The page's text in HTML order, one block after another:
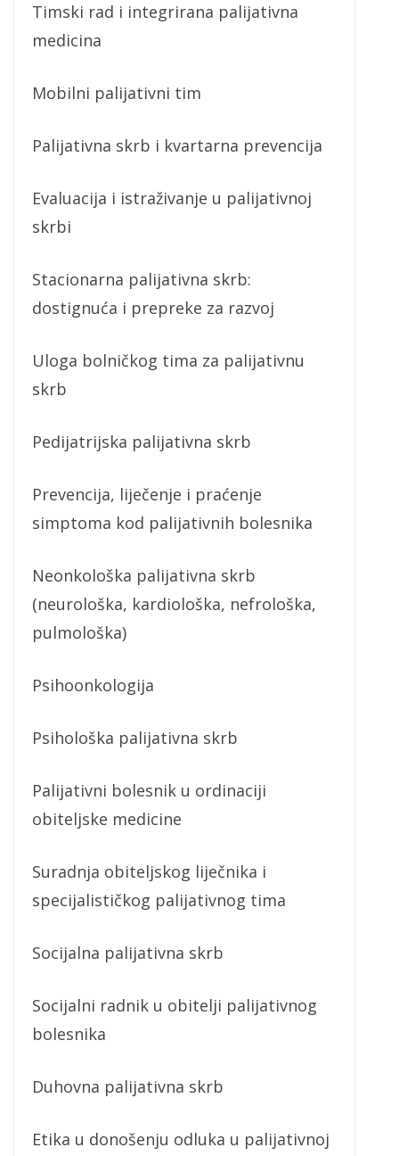
Timski rad i integrirana palijativna
medicina
Mobilni palijativni tim
Palijativna skrb i kvartarna prevencija
Evaluacija i istraživanje u palijativnoj
skrbi
Stacionarna palijativna skrb:
dostignuća i prepreke za razvoj
Uloga bolničkog tima za palijativnu
skrb
Pedijatrijska palijativna skrb
Prevencija, liječenje i praćenje
simptoma kod palijativnih bolesnika
Neonkološka palijativna skrb
(neurološka, kardiološka, nefrološka,
pulmološka)
Psihoonkologija
Psihološka palijativna skrb
Palijativni bolesnik u ordinaciji
obiteljske medicine
Suradnja obiteljskog liječnika i
specijalističkog palijativnog tima
Socijalna palijativna skrb
Socijalni radnik u obitelji palijativnog
bolesnika
Duhovna palijativna skrb
Etika u donošenju odluka u palijativnoj